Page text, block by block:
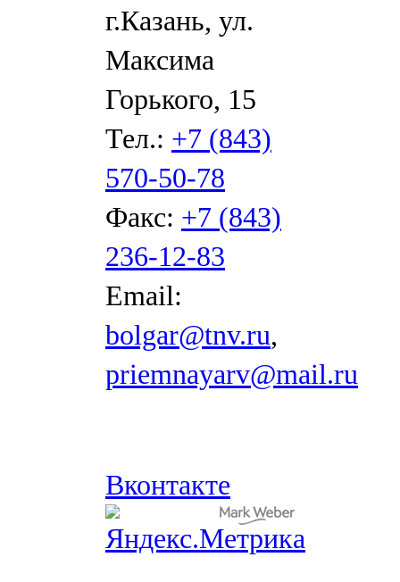
г.Казань, ул.
Максима
Горького, 15
Тел.: +7 (843)
570-50-78
Факс: +7 (843)
236-12-83
Email:
bolgar@tnv.ru,
priemnayarv@mail.ru
Вконтакте